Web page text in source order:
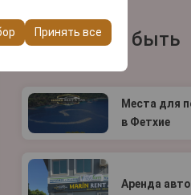
и других
Принять все
Вам может быть
Места для
в Фетхие
Аренда